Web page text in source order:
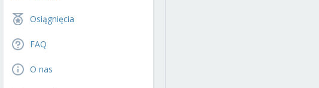
Osiągnięcia
FAQ
O nas